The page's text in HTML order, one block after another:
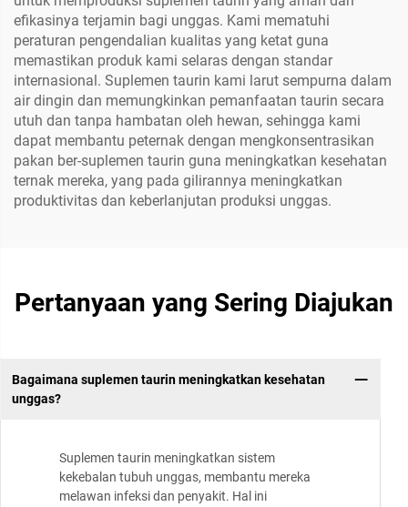
efikasinya terjamin bagi unggas. Kami mematuhi
peraturan pengendalian kualitas yang ketat guna
memastikan produk kami selaras dengan standar
internasional. Suplemen taurin kami larut sempurna dalam
air dingin dan memungkinkan pemanfaatan taurin secara
utuh dan tanpa hambatan oleh hewan, sehingga kami
dapat membantu peternak dengan mengkonsentrasikan
pakan ber-suplemen taurin guna meningkatkan kesehatan
ternak mereka, yang pada gilirannya meningkatkan
produktivitas dan keberlanjutan produksi unggas.
Pertanyaan yang Sering Diajukan
Bagaimana suplemen taurin meningkatkan kesehatan
unggas?
Suplemen taurin meningkatkan sistem
kekebalan tubuh unggas, membantu mereka
melawan infeksi dan penyakit. Hal ini